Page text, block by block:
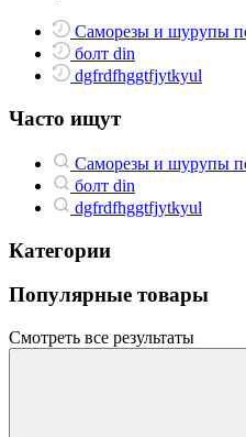
Саморезы и шурупы
болт din
dgfrdfhggtfjytkyul
Часто ищут
Саморезы и шурупы
болт din
dgfrdfhggtfjytkyul
Категории
Популярные товары
Смотреть все результаты